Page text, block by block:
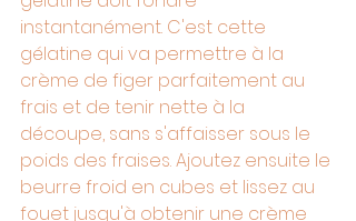
instantanément. C'est cette
gélatine qui va permettre à la
crème de figer parfaitement au
frais et de tenir nette à la
découpe, sans s'affaisser sous le
poids des fraises. Ajoutez ensuite le
beurre froid en cubes et lissez au
fouet jusqu'à obtenir une crème